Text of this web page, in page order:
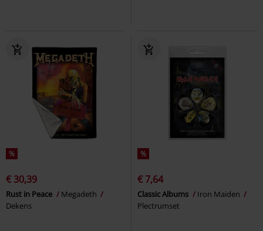
%
€ 30,39
Rust in Peace
Megadeth
Dekens
%
€ 7,64
Classic Albums
Iron Maiden
Plectrumset